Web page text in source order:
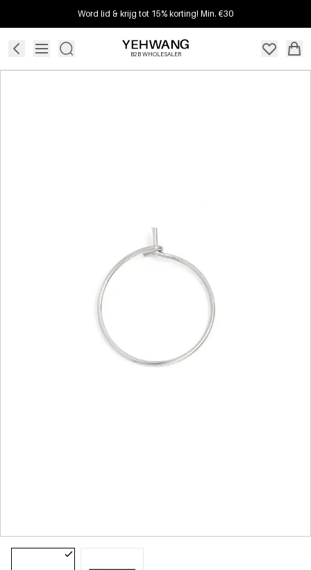
Word lid & krijg tot 15% korting! Min. €30
B2B WHOLESALER